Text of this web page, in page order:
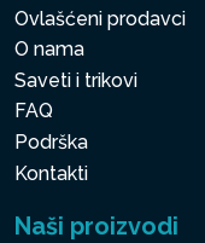
Ovlašćeni prodavci
O nama
Saveti i trikovi
FAQ
Podrška
Kontakti
Naši proizvodi